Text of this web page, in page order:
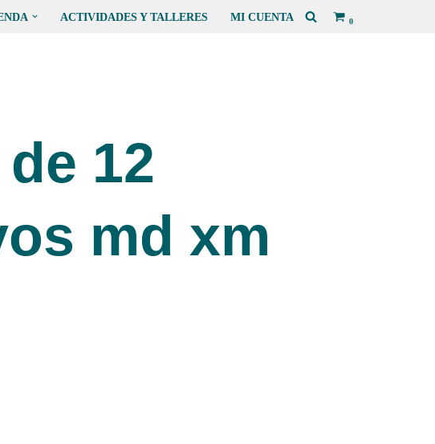
ACTIVIDADES Y TALLERES MI CUENTA 0
12
md xm